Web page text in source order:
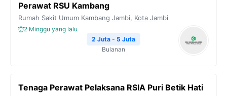
Perawat RSU Kambang
Rumah Sakit Umum Kambang Jambi, Kota Jambi
2 Minggu yang lalu
2 Juta - 5 Juta
Bulanan
Tenaga Perawat Pelaksana RSIA Puri Betik Hati